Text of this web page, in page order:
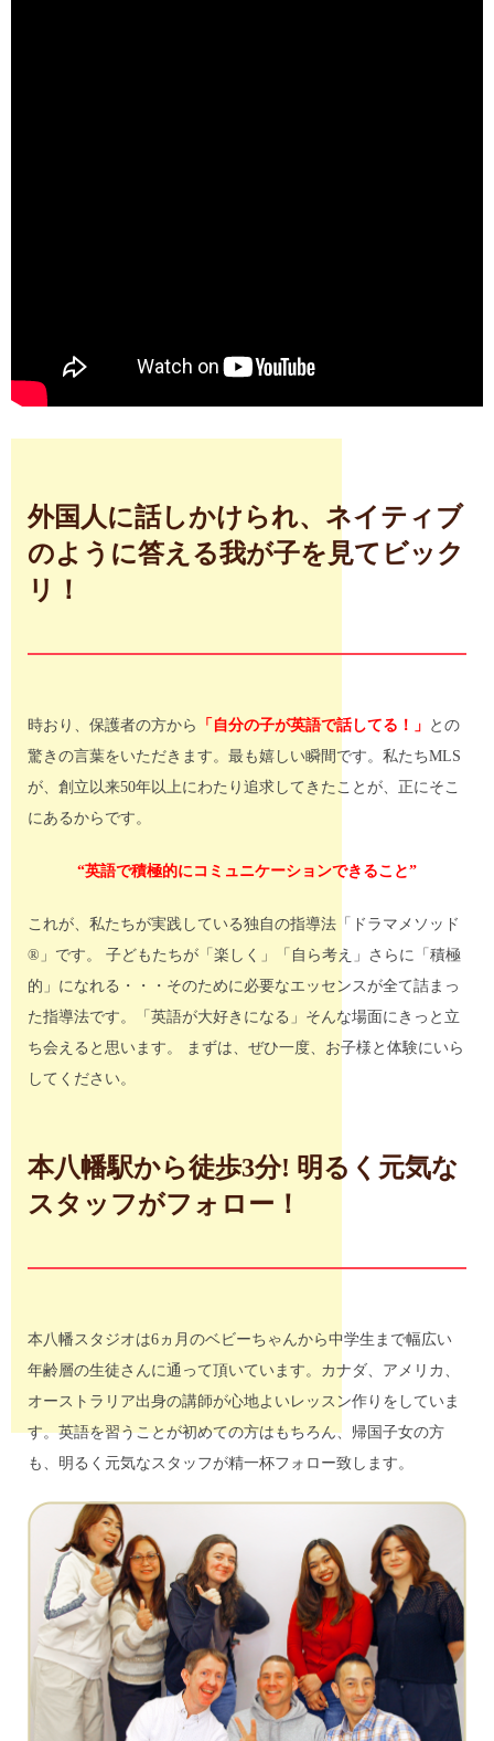
外国人に話しかけられ、ネイティブ
のように答える我が子を見てビック
リ！
時おり、保護者の方から 「自分の子が英語で話してる！」 との
驚きの言葉をいただきます。最も嬉しい瞬間です。私たちMLS
が、創立以来50年以上にわたり追求してきたことが、正にそこ
にあるからです。
“英語で積極的にコミュニケーションできること”
これが、私たちが実践している独自の指導法「ドラマメソッド
®」です。 子どもたちが「楽しく」「自ら考え」さらに「積極
的」になれる・・・そのために必要なエッセンスが全て詰まっ
た指導法です。「英語が大好きになる」そんな場面にきっと立
ち会えると思います。 まずは、ぜひ一度、お子様と体験にいら
してください。
本八幡駅から徒歩3分! 明るく元気な
スタッフがフォロー！
本八幡スタジオは6ヵ月のベビーちゃんから中学生まで幅広い
年齢層の生徒さんに通って頂いています。カナダ、アメリカ、
オーストラリア出身の講師が心地よいレッスン作りをしていま
す。英語を習うことが初めての方はもちろん、帰国子女の方
も、明るく元気なスタッフが精一杯フォロー致します。